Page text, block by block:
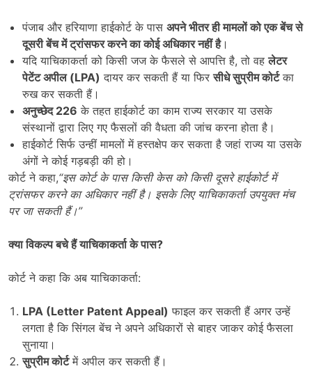
पंजाब और हरियाणा हाईकोर्ट के पास अपने भीतर ही मामलों को एक बेंच से
दूसरी बेंच में ट्रांसफर करने का कोई अधिकार नहीं है।
यदि याचिकाकर्ता को किसी जज के फैसले से आपत्ति है, तो वहलेटर
पेटेंट अपील (LPA) दायर कर सकती हैं या फिरसीधे सुप्रीम कोर्टका
रुख कर सकती हैं।
अनुच्छेद 226 के तहत हाईकोर्ट का काम राज्य सरकार या उसके
संस्थानों द्वारा लिए गए फैसलों की वैधता की जांच करना होता है।
हाईकोर्ट सिर्फ उन्हीं मामलों में हस्तक्षेप कर सकता है जहां राज्य या उसके
अंगों ने कोई गड़बड़ी की हो।
कोर्ट ने कहा,“इस कोर्ट के पास किसी केस को किसी दूसरे हाईकोर्ट में
ट्रांसफर करने का अधिकार नहीं है। इसके लिए याचिकाकर्ता उपयुक्त मंच
पर जा सकती हैं।”
क्या विकल्प बचे हैं याचिकाकर्ता के पास?
कोर्ट ने कहा कि अब याचिकाकर्ता:
LPA (Letter Patent Appeal) फाइल कर सकती हैं अगर उन्हें
लगता है कि सिंगल बेंच ने अपने अधिकारों से बाहर जाकर कोई फैसला
सुनाया।
सुप्रीम कोर्टमें अपील कर सकती हैं।